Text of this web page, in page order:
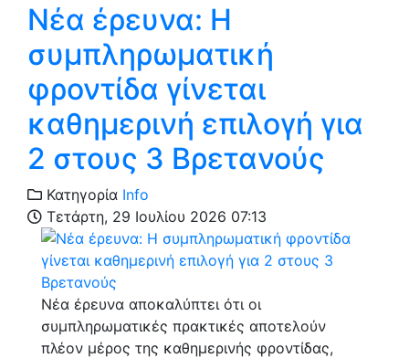
Νέα έρευνα: Η
συμπληρωματική
φροντίδα γίνεται
καθημερινή επιλογή για
2 στους 3 Βρετανούς
Κατηγορία Info
Τετάρτη, 29 Ιουλίου 2026 07:13
Νέα έρευνα αποκαλύπτει ότι οι
συμπληρωματικές πρακτικές αποτελούν
πλέον μέρος της καθημερινής φροντίδας,